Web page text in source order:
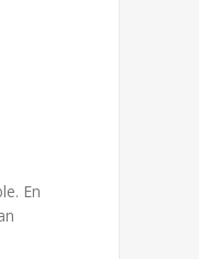
En